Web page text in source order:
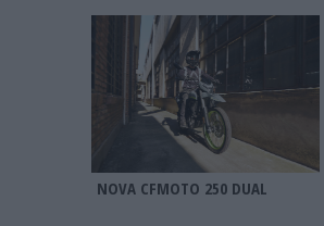
NOVA CFMOTO 250 DUAL